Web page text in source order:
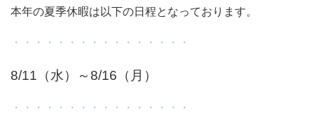
本年の夏季休暇は以下の日程となっております。
・・・・・・・・・・・・・・・・
8/11（水）～8/16（月）
・・・・・・・・・・・・・・・・